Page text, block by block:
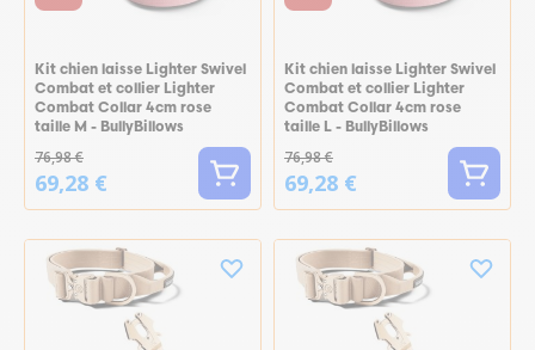
Kit chien laisse Lighter Swivel
Combat et collier Lighter
Combat Collar 4cm rose
taille M - BullyBillows
76,98 €
69,28 €
Kit chien laisse Lighter Swivel
Combat et collier Lighter
Combat Collar 4cm rose
taille L - BullyBillows
76,98 €
69,28 €